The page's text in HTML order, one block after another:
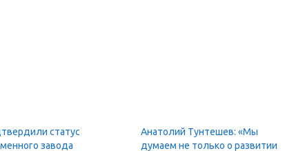
статус
завода
Анатолий Тунтешев: «Мы
думаем не только о развитии